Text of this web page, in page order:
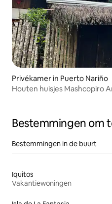
Privékamer in Puerto Nariño
Houten huisjes Mashcopiro
Bestemmingen om
Bestemmingen in de buurt
Iquitos
Vakantiewoningen